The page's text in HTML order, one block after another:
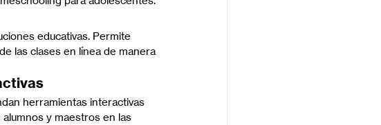
educativas. Permite
las clases en línea de manera
herramientas interactivas
y maestros en las